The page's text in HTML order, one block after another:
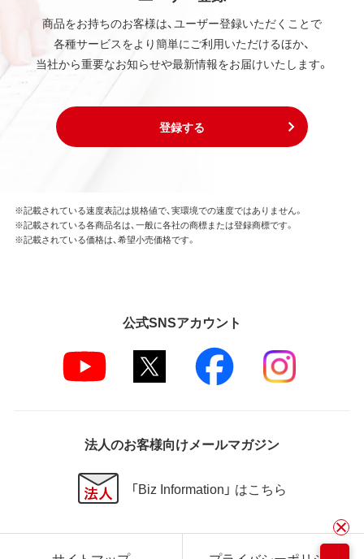
商品をお持ちのお客様は、ユーザー登録いただくことで
各種サービスをより簡単にご利用いただけるほか、
当社から重要なお知らせや最新情報をお届けいたします。
登録する
※記載されている速度表記は規格値で、実環境での速度ではありません。
※記載されている各商品名は、一般に各社の商標または登録商標です。
※記載されている価格は、希望小売価格です。
公式SNSアカウント
法人のお客様向けメールマガジン
「Biz Information」 はこちら